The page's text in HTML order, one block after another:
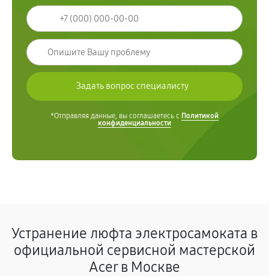
*Отправляя данные, вы соглашаетесь с Политикой
конфиденциальности
Устранение люфта электросамоката в
официальной сервисной мастерской
Acer в Москве